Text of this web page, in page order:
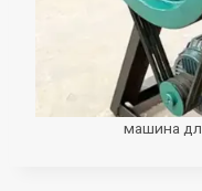
машина